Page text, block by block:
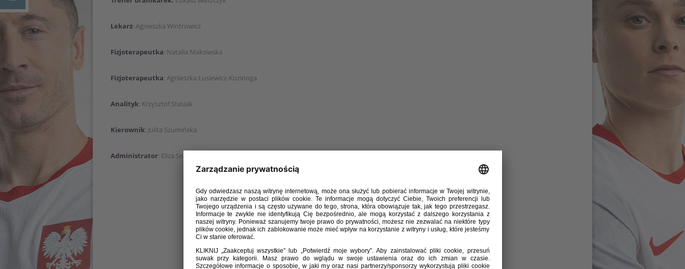
Lekarz: Agnieszka Wintrowicz
Fizjoterapeutka: Natalia Makowska
Fizjoterapeutka: Agnieszka Łusiewicz-Kozinoga
Analityk: Krzysztof Stasiak
Kierownik: Julita Szumińska
Administrator: Eliza Seniuk